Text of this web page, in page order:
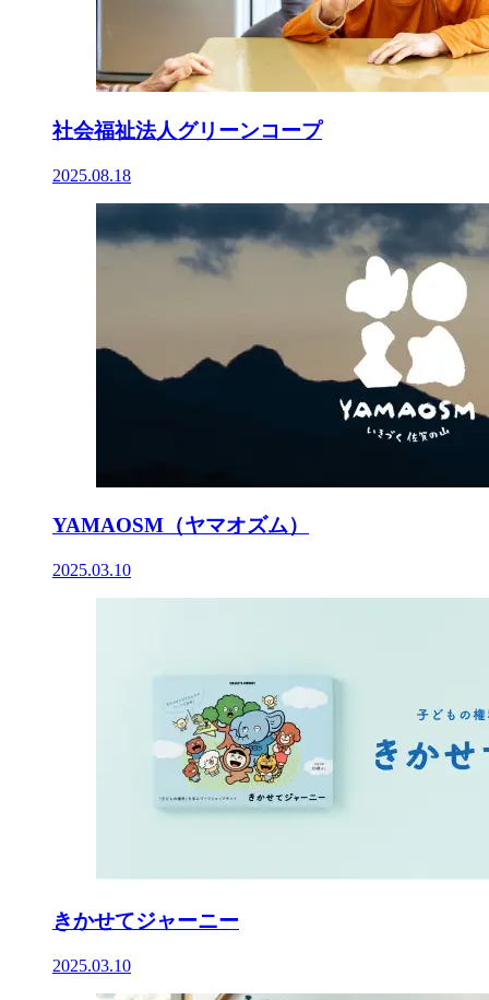
社会福祉法人グリーンコープ
2025.08.18
YAMAOSM（ヤマオズム）
2025.03.10
きかせてジャーニー
2025.03.10